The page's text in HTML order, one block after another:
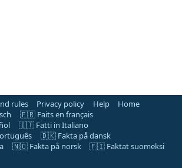
rules Privacy policy Help
Home
🇫🇷 Faits en français
🇮🇹 Fatti in Italiano
🇩🇰 Fakta på dansk
🇳🇴 Fakta på norsk
🇫🇮 Faktat suomeksi